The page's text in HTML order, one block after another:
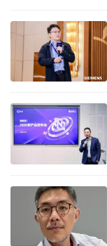
OpenCAPI是一
器、网络和存储
级内存，就可以
(OMI)是
延迟。借助IBM二
经验，OpenCAPI
8x25G。这款控
行交互。微芯科
CPU以及其他以